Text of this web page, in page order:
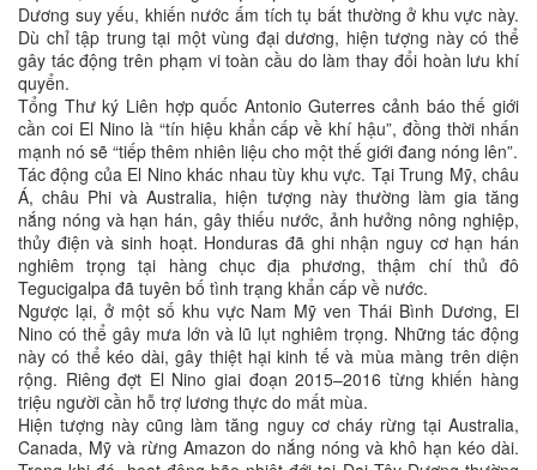
Dương suy yếu, khiến nước ấm tích tụ bất thường ở khu vực này.
Dù chỉ tập trung tại một vùng đại dương, hiện tượng này có thể
gây tác động trên phạm vi toàn cầu do làm thay đổi hoàn lưu khí
quyển.
Tổng Thư ký Liên hợp quốc Antonio Guterres cảnh báo thế giới
cần coi El Nino là “tín hiệu khẩn cấp về khí hậu”, đồng thời nhấn
mạnh nó sẽ “tiếp thêm nhiên liệu cho một thế giới đang nóng lên”.
Tác động của El Nino khác nhau tùy khu vực. Tại Trung Mỹ, châu
Á, châu Phi và Australia, hiện tượng này thường làm gia tăng
nắng nóng và hạn hán, gây thiếu nước, ảnh hưởng nông nghiệp,
thủy điện và sinh hoạt. Honduras đã ghi nhận nguy cơ hạn hán
nghiêm trọng tại hàng chục địa phương, thậm chí thủ đô
Tegucigalpa đã tuyên bố tình trạng khẩn cấp về nước.
Ngược lại, ở một số khu vực Nam Mỹ ven Thái Bình Dương, El
Nino có thể gây mưa lớn và lũ lụt nghiêm trọng. Những tác động
này có thể kéo dài, gây thiệt hại kinh tế và mùa màng trên diện
rộng. Riêng đợt El Nino giai đoạn 2015–2016 từng khiến hàng
triệu người cần hỗ trợ lương thực do mất mùa.
Hiện tượng này cũng làm tăng nguy cơ cháy rừng tại Australia,
Canada, Mỹ và rừng Amazon do nắng nóng và khô hạn kéo dài.